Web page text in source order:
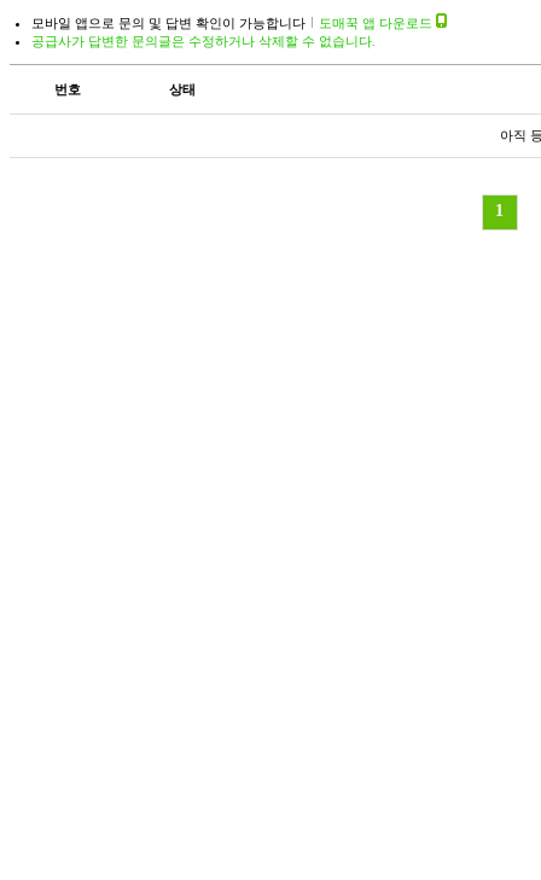
모바일 앱으로 문의 및 답변 확인이 가능합니다
도매꾹 앱 다운로드
공급사가 답변한 문의글은 수정하거나 삭제할 수 없습니다.
번호 상태
아직
1